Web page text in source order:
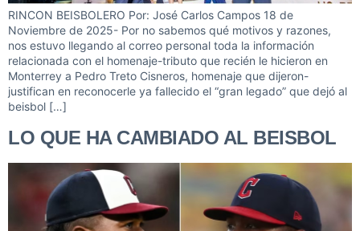
RINCON BEISBOLERO Por: José Carlos Campos 18 de
Noviembre de 2025- Por no sabemos qué motivos y razones,
nos estuvo llegando al correo personal toda la información
relacionada con el homenaje-tributo que recién le hicieron en
Monterrey a Pedro Treto Cisneros, homenaje que dijeron-
justifican en reconocerle ya fallecido el “gran legado” que dejó al
beisbol […]
LO QUE HA CAMBIADO AL BEISBOL